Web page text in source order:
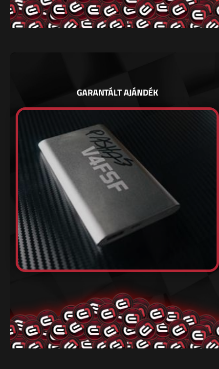
GARANTÁLT AJÁNDÉK